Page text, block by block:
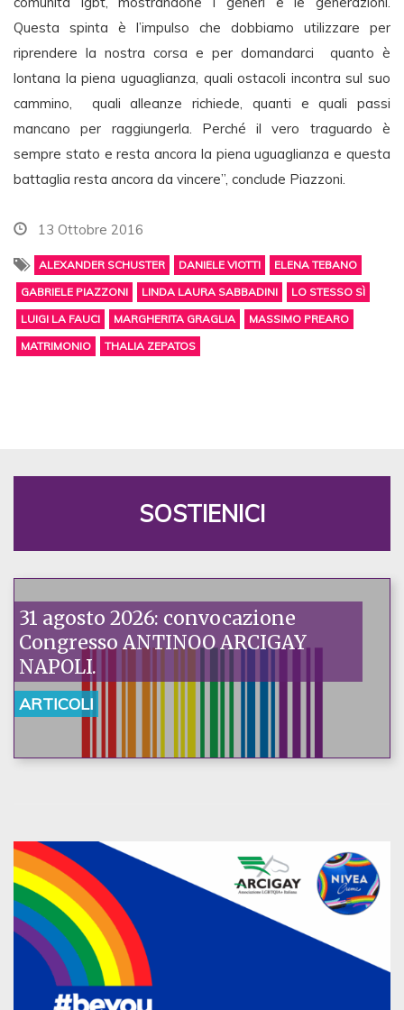
Questa spinta è l’impulso che dobbiamo utilizzare per
riprendere la nostra corsa e per domandarci quanto è
lontana la piena uguaglianza, quali ostacoli incontra sul suo
cammino, quali alleanze richiede, quanti e quali passi
mancano per raggiungerla. Perché il vero traguardo è
sempre stato e resta ancora la piena uguaglianza e questa
battaglia resta ancora da vincere”, conclude Piazzoni.
13 Ottobre 2016
ALEXANDER SCHUSTER DANIELE VIOTTI
ELENA TEBANO
GABRIELE PIAZZONI
LINDA LAURA SABBADINI
LO STESSO SÌ
LUIGI LA FAUCI
MARGHERITA GRAGLIA
MASSIMO PREARO
MATRIMONIO
THALIA ZEPATOS
SOSTIENICI
31 agosto 2026: convocazione
Congresso ANTINOO ARCIGAY
NAPOLI.
ARTICOLI